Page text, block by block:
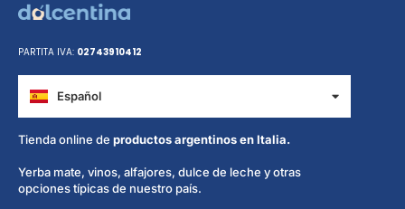
PARTITA IVA: 02743910412
Español
Italiano
Tienda online de productos argentinos en Italia.
Yerba mate, vinos, alfajores, dulce de leche y otras
opciones típicas de nuestro país.